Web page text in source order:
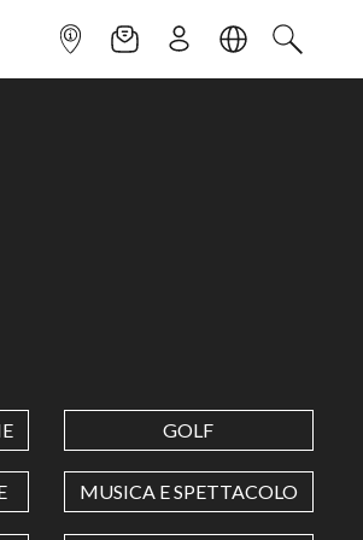
INFOPOINTNEWSLETTER
ISCRIVITILINGUACERCA
GOLF
MUSICA E SPETTACOLO